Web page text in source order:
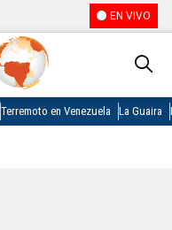
EN VIVO
Terremoto en Venezuela La Guaira